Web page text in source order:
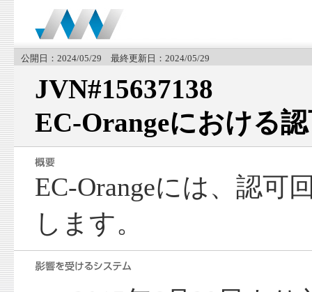
公開日：2024/05/29 最終更新日：2024/05/29
JVN#15637138
EC-Orangeにおける
EC-Orangeには、認可
します。